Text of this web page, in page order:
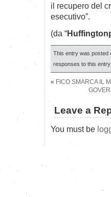
il recupero del
esecutivo”.
(da “
This entry was posted
responses to this
« FICO SMARCA IL
Leave a
You must be